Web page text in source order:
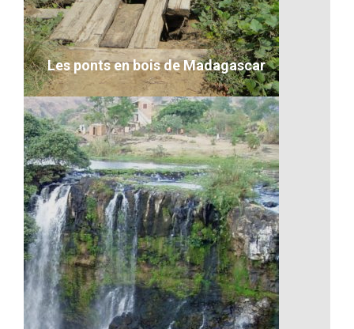
VOIR LE DÉTAIL
Les ponts en bois de Madagascar